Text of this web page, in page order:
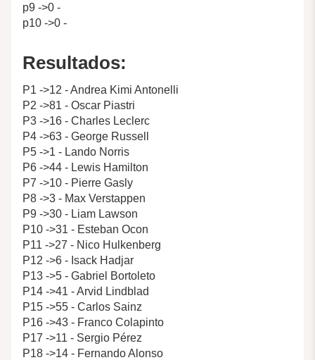
p9 ->0 -
p10 ->0 -
Resultados:
P1 ->12 - Andrea Kimi Antonelli
P2 ->81 - Oscar Piastri
P3 ->16 - Charles Leclerc
P4 ->63 - George Russell
P5 ->1 - Lando Norris
P6 ->44 - Lewis Hamilton
P7 ->10 - Pierre Gasly
P8 ->3 - Max Verstappen
P9 ->30 - Liam Lawson
P10 ->31 - Esteban Ocon
P11 ->27 - Nico Hulkenberg
P12 ->6 - Isack Hadjar
P13 ->5 - Gabriel Bortoleto
P14 ->41 - Arvid Lindblad
P15 ->55 - Carlos Sainz
P16 ->43 - Franco Colapinto
P17 ->11 - Sergio Pérez
P18 ->14 - Fernando Alonso